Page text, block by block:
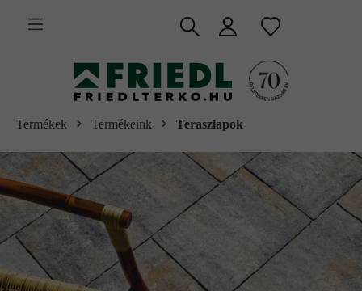
tartalomra
Termékek Termékeink Teraszlapok